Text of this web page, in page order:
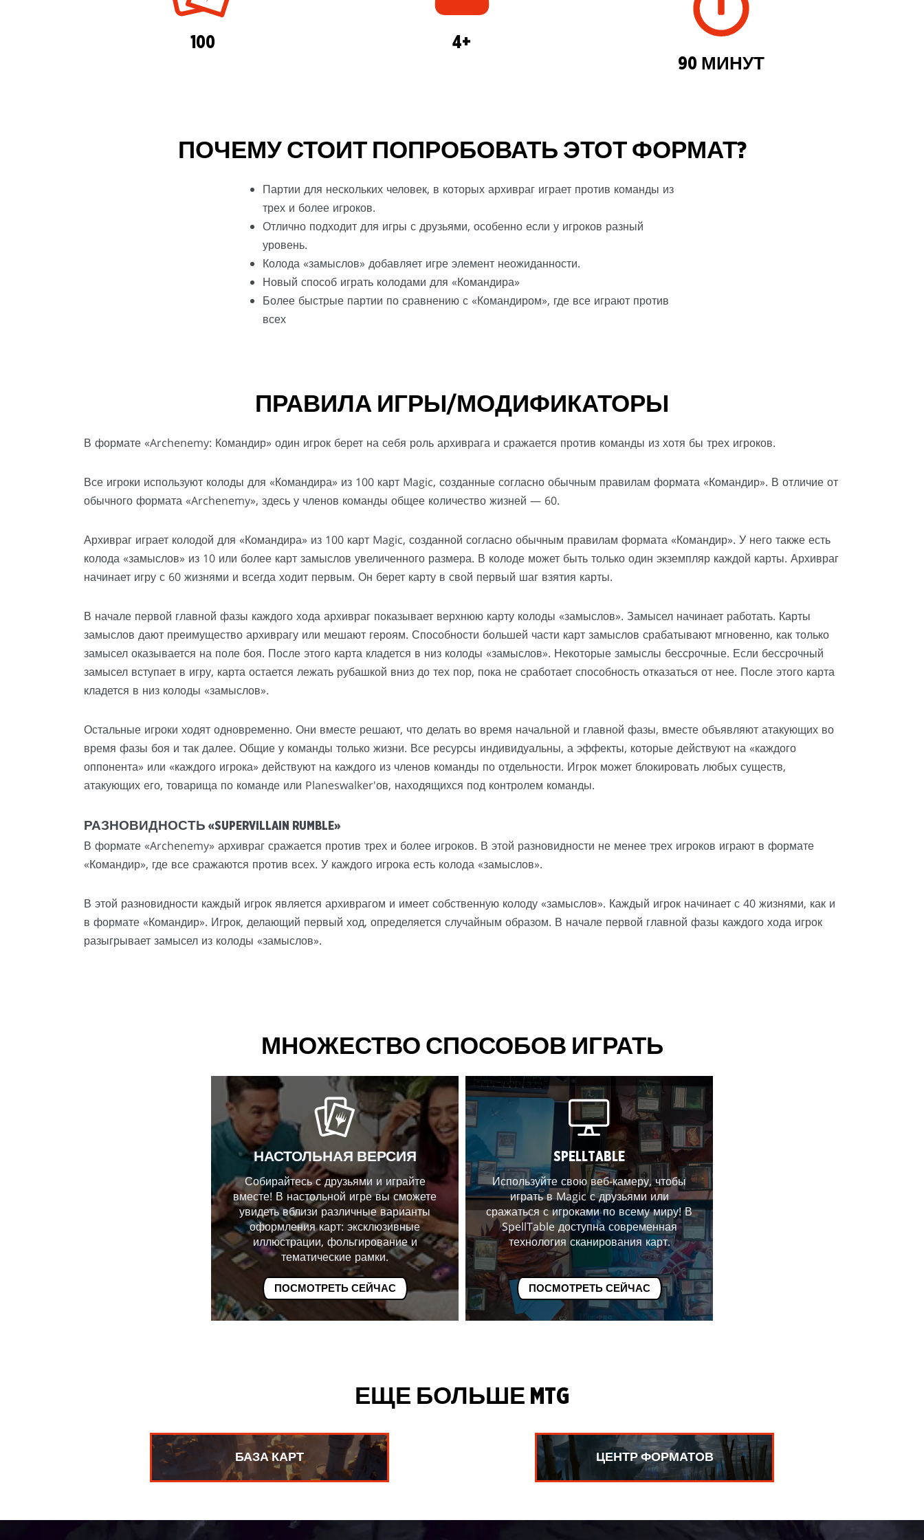
100 4+
90 МИНУТ
ПОЧЕМУ СТОИТ ПОПРОБОВАТЬ ЭТОТ ФОРМАТ?
Партии для нескольких человек, в которых архивраг играет против команды из
трех и более игроков.
Отлично подходит для игры с друзьями, особенно если у игроков разный
уровень.
Колода «замыслов» добавляет игре элемент неожиданности.
Новый способ играть колодами для «Командира»
Более быстрые партии по сравнению с «Командиром», где все играют против
всех
ПРАВИЛА ИГРЫ/МОДИФИКАТОРЫ
В формате «Archenemy: Командир» один игрок берет на себя роль архиврага и сражается против команды из хотя бы трех игроков.
Все игроки используют колоды для «Командира» из 100 карт Magic, созданные согласно обычным правилам формата «Командир». В отличие от
обычного формата «Archenemy», здесь у членов команды общее количество жизней — 60.
Архивраг играет колодой для «Командира» из 100 карт Magic, созданной согласно обычным правилам формата «Командир». У него также есть
колода «замыслов» из 10 или более карт замыслов увеличенного размера. В колоде может быть только один экземпляр каждой карты. Архивраг
начинает игру с 60 жизнями и всегда ходит первым. Он берет карту в свой первый шаг взятия карты.
В начале первой главной фазы каждого хода архивраг показывает верхнюю карту колоды «замыслов». Замысел начинает работать. Карты
замыслов дают преимущество архиврагу или мешают героям. Способности большей части карт замыслов срабатывают мгновенно, как только
замысел оказывается на поле боя. После этого карта кладется в низ колоды «замыслов». Некоторые замыслы бессрочные. Если бессрочный
замысел вступает в игру, карта остается лежать рубашкой вниз до тех пор, пока не сработает способность отказаться от нее. После этого карта
кладется в низ колоды «замыслов».
Остальные игроки ходят одновременно. Они вместе решают, что делать во время начальной и главной фазы, вместе объявляют атакующих во
время фазы боя и так далее. Общие у команды только жизни. Все ресурсы индивидуальны, а эффекты, которые действуют на «каждого
оппонента» или «каждого игрока» действуют на каждого из членов команды по отдельности. Игрок может блокировать любых существ,
атакующих его, товарища по команде или Planeswalker'ов, находящихся под контролем команды.
РАЗНОВИДНОСТЬ «SUPERVILLAIN RUMBLE»
В формате «Archenemy» архивраг сражается против трех и более игроков. В этой разновидности не менее трех игроков играют в формате
«Командир», где все сражаются против всех. У каждого игрока есть колода «замыслов».
В этой разновидности каждый игрок является архиврагом и имеет собственную колоду «замыслов». Каждый игрок начинает с 40 жизнями, как и
в формате «Командир». Игрок, делающий первый ход, определяется случайным образом. В начале первой главной фазы каждого хода игрок
разыгрывает замысел из колоды «замыслов».
МНОЖЕСТВО СПОСОБОВ ИГРАТЬ
НАСТОЛЬНАЯ ВЕРСИЯ
Собирайтесь с друзьями и играйте
вместе! В настольной игре вы сможете
увидеть вблизи различные варианты
оформления карт: эксклюзивные
иллюстрации, фольгирование и
тематические рамки.
ПОСМОТРЕТЬ СЕЙЧАС
SPELLTABLE
Используйте свою веб-камеру, чтобы
играть в Magic с друзьями или
сражаться с игроками по всему миру! В
SpellTable доступна современная
технология сканирования карт.
ПОСМОТРЕТЬ СЕЙЧАС
ЕЩЕ БОЛЬШЕ MTG
БАЗА КАРТ ЦЕНТР ФОРМАТОВ